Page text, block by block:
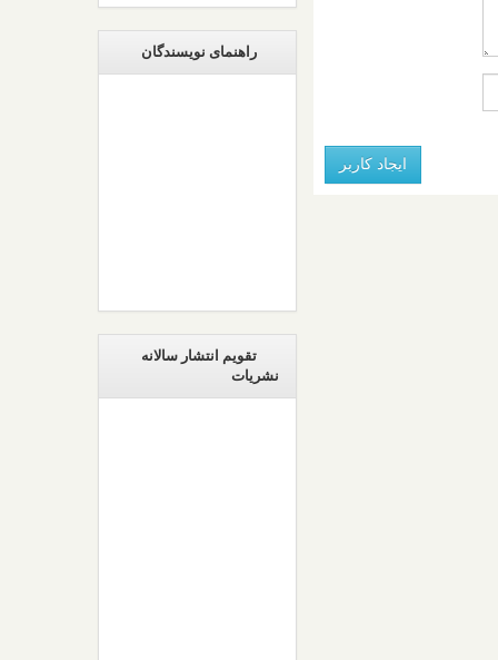
راهنمای نویسندگان
تقویم انتشار سالانه
نشریات